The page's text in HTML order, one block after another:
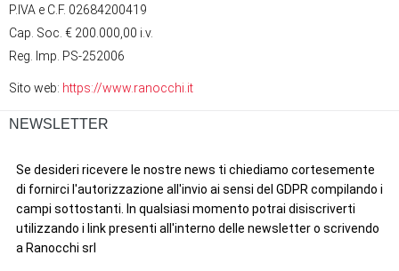
P.IVA e C.F. 02684200419
Cap. Soc. € 200.000,00 i.v.
Reg. Imp. PS-252006
Sito web: https://www.ranocchi.it
NEWSLETTER